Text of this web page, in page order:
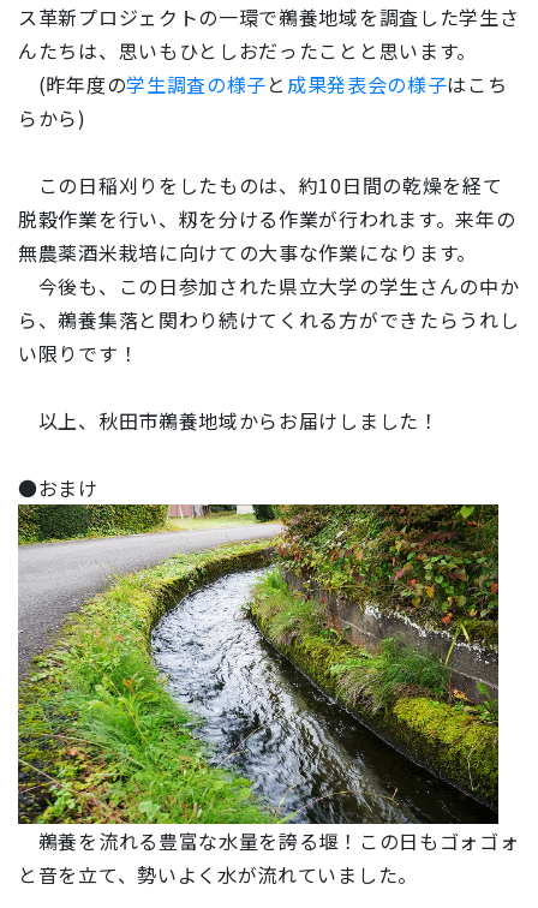
ス革新プロジェクトの一環で鵜養地域を調査した学生さ
んたちは、思いもひとしおだったことと思います。
(昨年度の学生調査の様子と 成果発表会の様子はこち
らから)
この日稲刈りをしたものは、約10日間の乾燥を経て
脱穀作業を行い、籾を分ける作業が行われます。来年の
無農薬酒米栽培に向けての大事な作業になります。
今後も、この日参加された県立大学の学生さんの中か
ら、鵜養集落と関わり続けてくれる方ができたらうれし
い限りです！
以上、秋田市鵜養地域からお届けしました！
●おまけ
鵜養を流れる豊富な水量を誇る堰！この日もゴォゴォ
と音を立て、勢いよく水が流れていました。